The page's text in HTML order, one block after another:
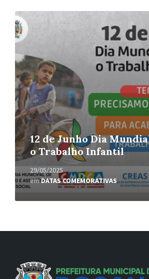
12 de Junho Dia
o Trabalho Infantil
29/05/2025
emDATAS COMEMORATIVAS
Leia
Mais